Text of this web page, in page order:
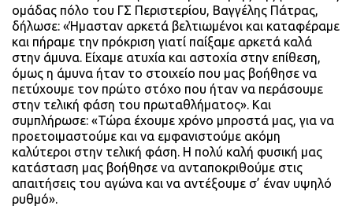
ομάδας πόλο του ΓΣ Περιστερίου, Βαγγέλης Πάτρας,
δήλωσε: «Ήμασταν αρκετά βελτιωμένοι και καταφέραμε
και πήραμε την πρόκριση γιατί παίξαμε αρκετά καλά
στην άμυνα. Είχαμε ατυχία και αστοχία στην επίθεση,
όμως η άμυνα ήταν το στοιχείο που μας βοήθησε να
πετύχουμε τον πρώτο στόχο που ήταν να περάσουμε
στην τελική φάση του πρωταθλήματος». Και
συμπλήρωσε: «Τώρα έχουμε χρόνο μπροστά μας, για να
προετοιμαστούμε και να εμφανιστούμε ακόμη
καλύτεροι στην τελική φάση. Η πολύ καλή φυσική μας
κατάσταση μας βοήθησε να ανταποκριθούμε στις
απαιτήσεις του αγώνα και να αντέξουμε σ’ έναν υψηλό
ρυθμό».